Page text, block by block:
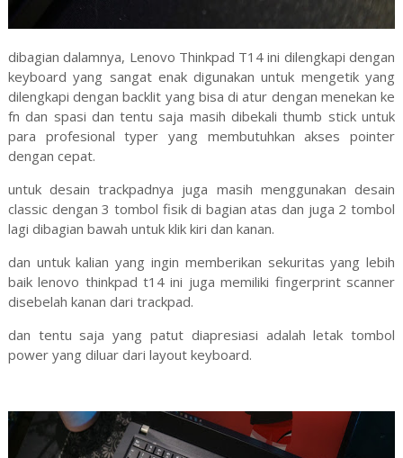
dibagian dalamnya, Lenovo Thinkpad T14 ini dilengkapi dengan
keyboard yang sangat enak digunakan untuk mengetik yang
dilengkapi dengan backlit yang bisa di atur dengan menekan ke
fn dan spasi dan tentu saja masih dibekali thumb stick untuk
para profesional typer yang membutuhkan akses pointer
dengan cepat.
untuk desain trackpadnya juga masih menggunakan desain
classic dengan 3 tombol fisik di bagian atas dan juga 2 tombol
lagi dibagian bawah untuk klik kiri dan kanan.
dan untuk kalian yang ingin memberikan sekuritas yang lebih
baik lenovo thinkpad t14 ini juga memiliki fingerprint scanner
disebelah kanan dari trackpad.
dan tentu saja yang patut diapresiasi adalah letak tombol
power yang diluar dari layout keyboard.